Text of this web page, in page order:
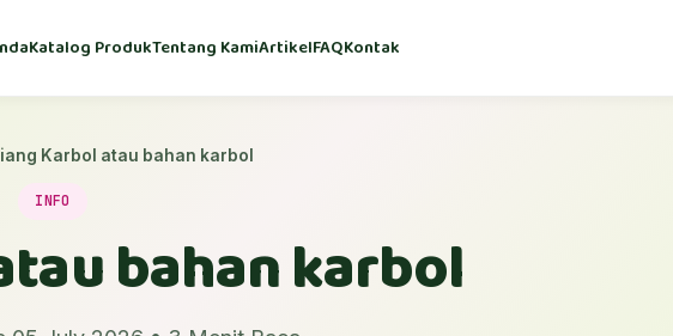
Katalog ProdukTentang KamiArtikelFAQKontak
Karbol atau bahan karbol
INFO
bahan karbol